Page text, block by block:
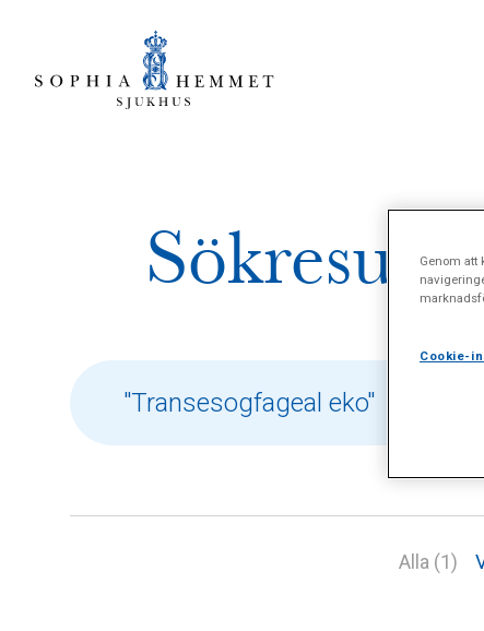
Alla (1)
Genom att
Cookie-